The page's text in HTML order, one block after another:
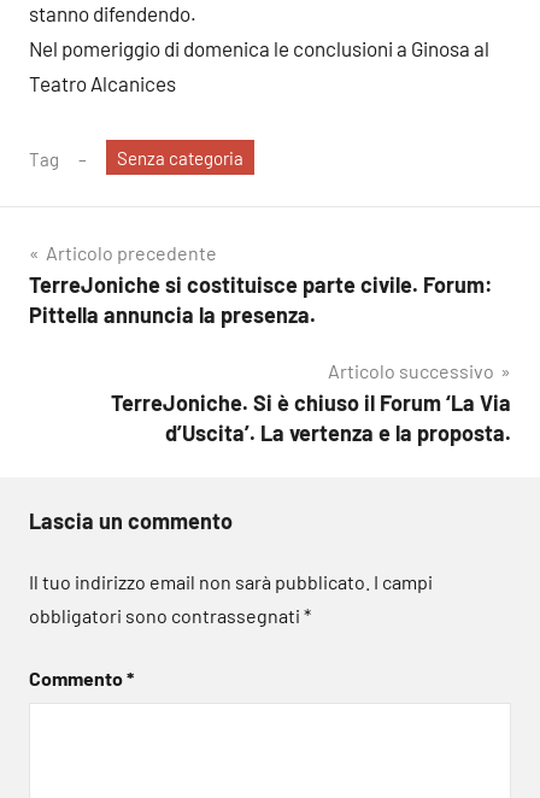
stanno difendendo.
Nel pomeriggio di domenica le conclusioni a Ginosa al
Teatro Alcanices
Tag Senza categoria
Navigazione
articoli
Articolo precedente
TerreJoniche si costituisce parte civile. Forum:
Pittella annuncia la presenza.
Articolo successivo
TerreJoniche. Si è chiuso il Forum ‘La Via
d’Uscita’. La vertenza e la proposta.
Lascia un commento
Il tuo indirizzo email non sarà pubblicato. I campi
obbligatori sono contrassegnati *
Commento*